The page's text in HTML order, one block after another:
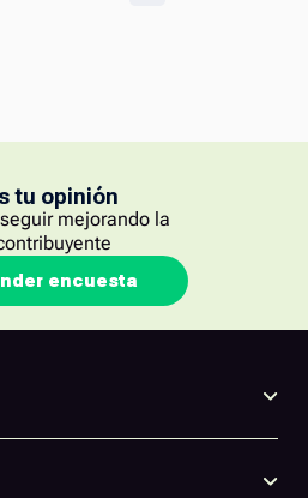
tu opinión
mejorando la
encuesta